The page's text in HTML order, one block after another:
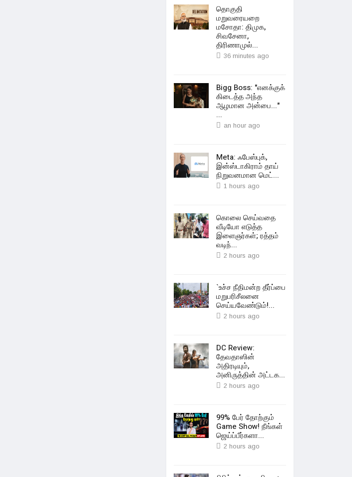
தொகுதி
மறுவரையறை
மசோதா: திமுக,
சிவசேனா,
திரிணாமுல்...
36 minutes ago
Bigg Boss: "எனக்குக்
கிடைத்த அந்த
ஆழமான அன்பை..."
...
an hour ago
Meta: ஃபேஸ்புக்,
இன்ஸ்டாகிராம் தாய்
நிறுவனமான மெட்...
1 hours ago
கொலை செய்வதை
வீடியோ எடுத்த
இளைஞர்கள்; ரத்தம்
வடிந்...
2 hours ago
`உச்ச நீதிமன்ற தீர்ப்பை
மறுபரிசீலனை
செய்யவேண்டும்!...
2 hours ago
DC Review:
தேவதாஸின்
அதிரடியும்,
அனிருத்தின் அட்டக...
2 hours ago
99% பேர் தோற்கும்
Game Show! நீங்கள்
ஜெய்ப்பீர்களா...
2 hours ago